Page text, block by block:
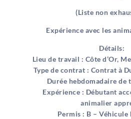
(Liste non
Expérience avec les
Détails:
Lieu de travail : Côte d’Or,
Type de contrat : Contrat à
Durée hebdomadaire de
Expérience : Débutant
animalier
Permis : B – Véhicule